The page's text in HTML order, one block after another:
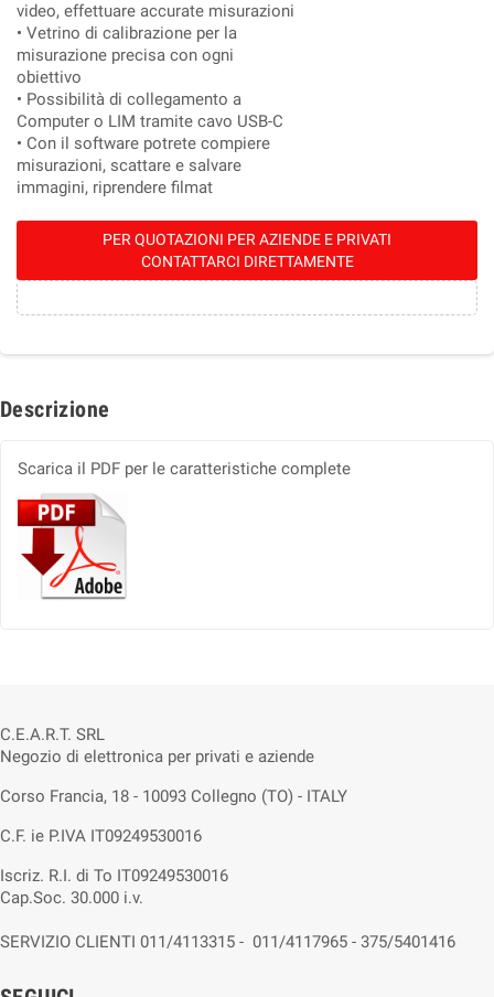
video, effettuare accurate misurazioni
• Vetrino di calibrazione per la
misurazione precisa con ogni
obiettivo
• Possibilità di collegamento a
Computer o LIM tramite cavo USB-C
• Con il software potrete compiere
misurazioni, scattare e salvare
immagini, riprendere filmat
PER QUOTAZIONI PER AZIENDE E PRIVATI
CONTATTARCI DIRETTAMENTE
Descrizione
Scarica il PDF per le caratteristiche complete
C.E.A.R.T. SRL
Negozio di elettronica per privati e aziende
Corso Francia, 18 - 10093 Collegno (TO) - ITALY
C.F. ie P.IVA IT09249530016
Iscriz. R.I. di To IT09249530016
Cap.Soc. 30.000 i.v.
SERVIZIO CLIENTI 011/4113315 - 011/4117965 - 375/5401416